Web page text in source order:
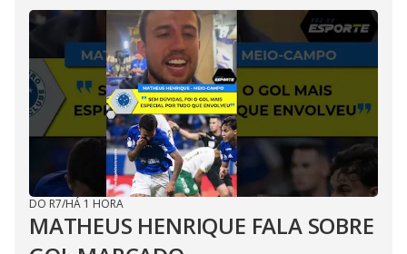
DO R7/HÁ 1 HORA
MATHEUS HENRIQUE FALA SOBRE